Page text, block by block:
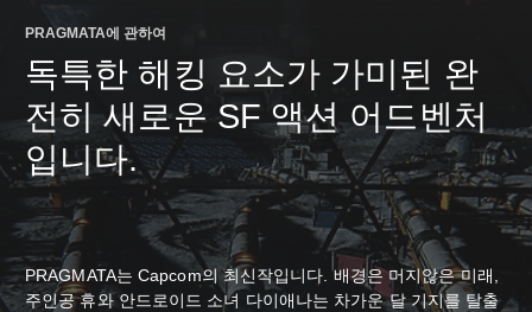
)
PRAGMATA에 관하여
독특한 해킹 요소가 가미된 완
전히 새로운 SF 액션 어드벤처
입니다.
PRAGMATA는 Capcom의 최신작입니다. 배경은 머지않은 미래,
주인공 휴와 안드로이드 소녀 다이애나는 차가운 달 기지를 탈출